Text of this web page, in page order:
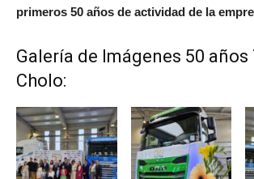
primeros 50 años de actividad de la
Galería de Imágenes 50 años
Cholo: